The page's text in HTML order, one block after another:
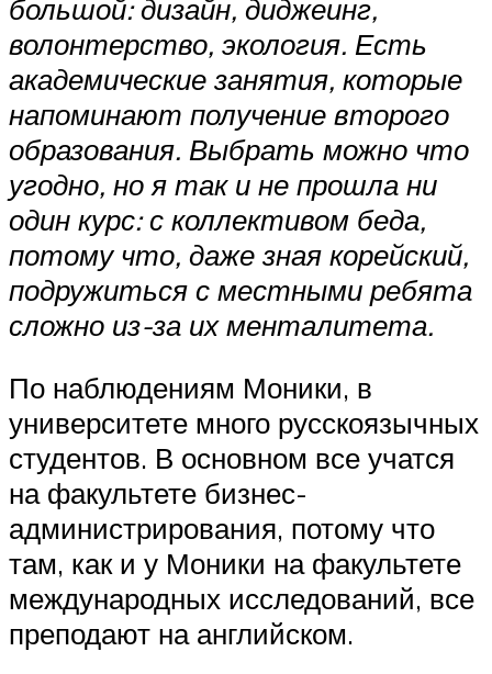
большой: дизайн, диджеинг,
волонтерство, экология. Есть
академические занятия, которые
напоминают получение второго
образования. Выбрать можно что
угодно, но я так и не прошла ни
один курс: с коллективом беда,
потому что, даже зная корейский,
подружиться с местными ребята
сложно из-за их менталитета.
По наблюдениям Моники, в
университете много русскоязычных
студентов. В основном все учатся
на факультете бизнес-
администрирования, потому что
там, как и у Моники на факультете
международных исследований, все
преподают на английском.